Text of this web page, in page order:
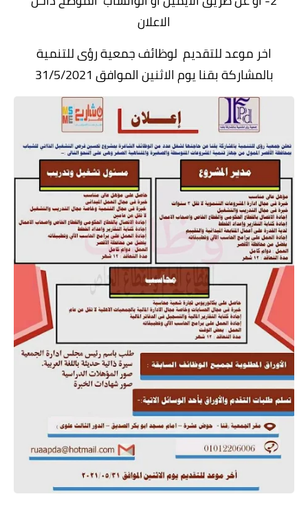
الاعلان
اخر موعد للتقديم لوظائف جمعية رؤى للتنمية
بالمشاركة بقنا يوم الاثنين الموافق 31/5/2021